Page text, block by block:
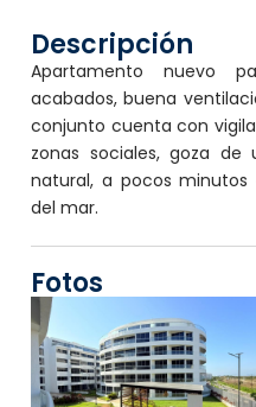
Descripción
Apartamento nuevo
acabados, buena
conjunto cuenta con
zonas sociales, goza
natural, a pocos minutos
del mar.
Fotos